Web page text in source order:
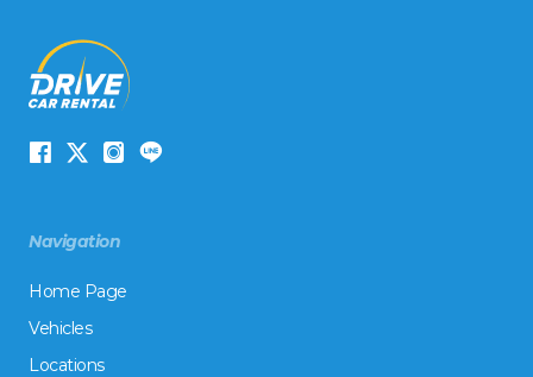
Navigation
Home Page
Vehicles
Locations